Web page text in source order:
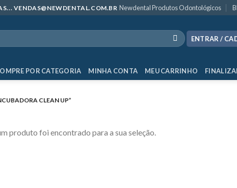
VENDAS@NEWDENTAL.COM.BR Newdental Produtos Odontológicos
ENTRAR /
POR CATEGORIA MINHA CONTA MEU CARRINHO
CLEAN UP”
produto foi encontrado para a sua seleção.